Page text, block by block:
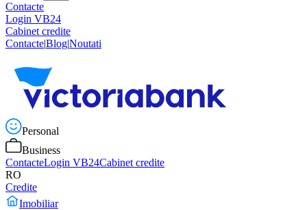
Contacte
Login VB24
Cabinet credite
Contacte|Blog|Noutati
Personal
Business
ContacteLogin VB24Cabinet credite
RO
Credite
Imobiliar